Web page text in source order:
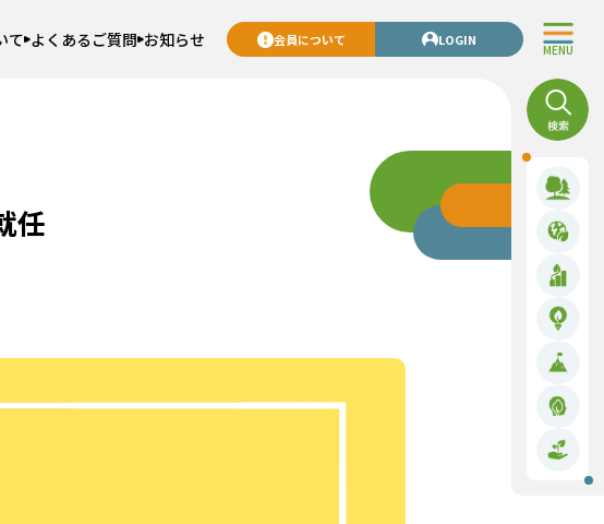
MENU
て よくあるご質問 お知らせ 会員について LOGIN
任